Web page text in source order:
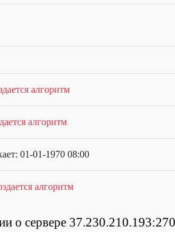
алгоритм
алгоритм
01-01-1970 08:00
алгоритм
о сервере